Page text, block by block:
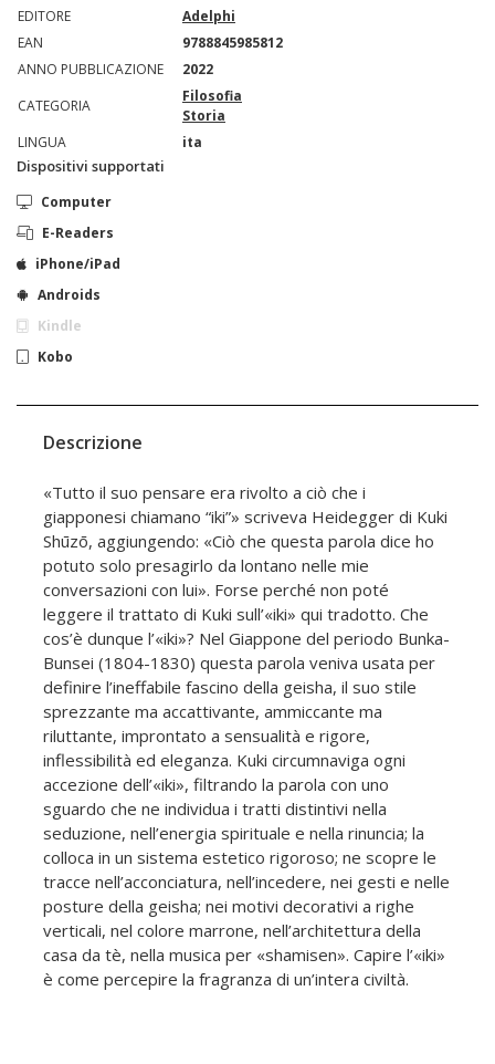
EDITORE
Adelphi
EAN
9788845985812
ANNO PUBBLICAZIONE
2022
CATEGORIA
Filosofia
Storia
LINGUA
ita
Dispositivi supportati
Computer
E-Readers
iPhone/iPad
Androids
Kindle
Kobo
Descrizione
«Tutto il suo pensare era rivolto a ciò che i
giapponesi chiamano “iki”» scriveva Heidegger di Kuki
Shūzō, aggiungendo: «Ciò che questa parola dice ho
potuto solo presagirlo da lontano nelle mie
conversazioni con lui». Forse perché non poté
leggere il trattato di Kuki sull’«iki» qui tradotto. Che
cos’è dunque l’«iki»? Nel Giappone del periodo Bunka-
Bunsei (1804-1830) questa parola veniva usata per
definire l’ineffabile fascino della geisha, il suo stile
sprezzante ma accattivante, ammiccante ma
riluttante, improntato a sensualità e rigore,
inflessibilità ed eleganza. Kuki circumnaviga ogni
accezione dell’«iki», filtrando la parola con uno
sguardo che ne individua i tratti distintivi nella
seduzione, nell’energia spirituale e nella rinuncia; la
colloca in un sistema estetico rigoroso; ne scopre le
tracce nell’acconciatura, nell’incedere, nei gesti e nelle
posture della geisha; nei motivi decorativi a righe
verticali, nel colore marrone, nell’architettura della
casa da tè, nella musica per «shamisen». Capire l’«iki»
è come percepire la fragranza di un’intera civiltà.